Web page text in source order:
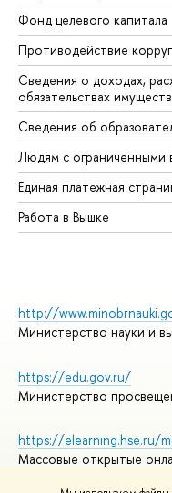
Фонд целевого капитала
Противодействие
Сведения о доходах,
обязательствах
Сведения об
Людям с ограниченными
Единая платежная
Работа в Вышке
http://
Министерство науки и
https://edu.gov.ru/
Министерство
https://elearning.hse.ru/
Массовые открытые